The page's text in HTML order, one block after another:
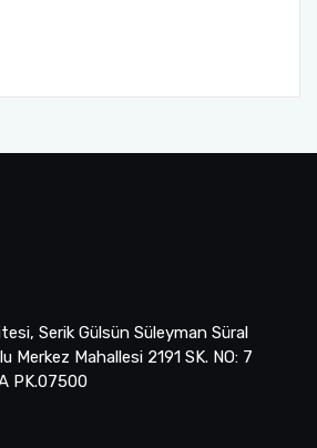
Serik Gülsün Süleyman Süral
Merkez Mahallesi 2191 SK. NO: 7
PK.07500